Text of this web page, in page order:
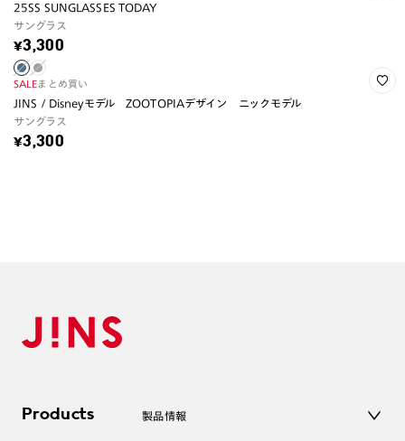
25SS SUNGLASSES TODAY
サングラス
¥3,300
SALEまとめ買い
JINS / Disneyモデル ZOOTOPIAデザイン ニックモデル
サングラス
¥3,300
Products 製品情報